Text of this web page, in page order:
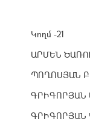
Կողմ -21
ԱՐՄԵՆ
ՊՈՂՈՍՅԱՆ
ԳՐԻԳՈՐՅԱՆ
ԳՐԻԳՈՐՅԱՆ